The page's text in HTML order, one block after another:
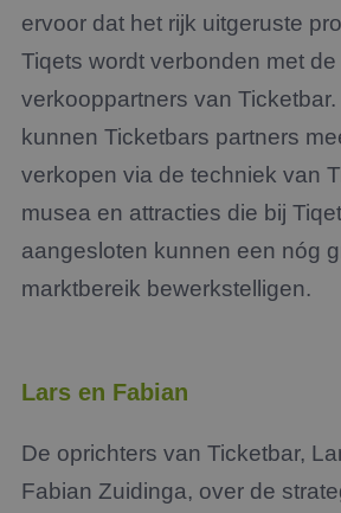
ervoor dat het rijk uitgeruste
Tiqets wordt verbonden met de
verkooppartners van
kunnen Ticketbars partners
verkopen via de techniek van
musea en attracties die bij
aangesloten kunnen een nóg
marktbereik bewerkstelligen.
Lars en Fabian
De oprichters van Ticketbar,
Fabian Zuidinga, over de